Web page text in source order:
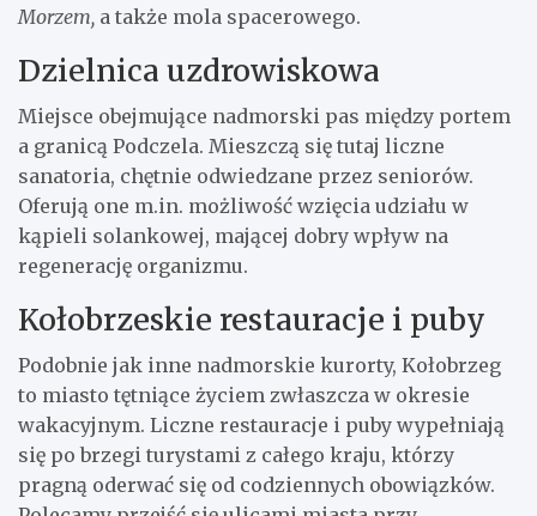
Morzem, a także mola spacerowego.
Dzielnica uzdrowiskowa
Miejsce obejmujące nadmorski pas między portem
a granicą Podczela. Mieszczą się tutaj liczne
sanatoria, chętnie odwiedzane przez seniorów.
Oferują one m.in. możliwość wzięcia udziału w
kąpieli solankowej, mającej dobry wpływ na
regenerację organizmu.
Kołobrzeskie restauracje i puby
Podobnie jak inne nadmorskie kurorty, Kołobrzeg
to miasto tętniące życiem zwłaszcza w okresie
wakacyjnym. Liczne restauracje i puby wypełniają
się po brzegi turystami z całego kraju, którzy
pragną oderwać się od codziennych obowiązków.